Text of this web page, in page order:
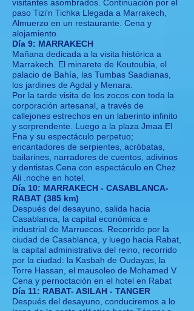
visitantes asombrados. Continuación por el
paso Tizi'n Tichka Llegada a Marrakech,
Almuerzo en un restaurante. Cena y
alojamiento.
Día 9: MARRAKECH
Mañana dedicada a la visita histórica a
Marrakech. El minarete de Koutoubia, el
palacio de Bahía, las Tumbas Saadianas,
los jardines de Agdal y Menara.
Por la tarde visita de los zocos con toda la
corporación artesanal, a través de
callejones estrechos en un laberinto infinito
y sorprendente. Luego a la plaza Jmaa El
Fna y su espectáculo perpetuo;
encantadores de serpientes, acróbatas,
bailarines, narradores de cuentos, adivinos
y dentistas.Cena con espectáculo en Chez
Ali .noche en hotel.
Día 10: MARRAKECH - CASABLANCA-
RABAT (385 km)
Después del desayuno, salida hacia
Casablanca, la capital económica e
industrial de Marruecos. Recorrido por la
ciudad de Casablanca, y luego hacia Rabat,
la capital administrativa del reino, recorrido
por la ciudad: la Kasbah de Oudayas, la
Torre Hassan, el mausoleo de Mohamed V
Cena y pernoctación en el hotel en Rabat
Día 11: RABAT- ASILAH - TANGER
Después del desayuno, conduciremos a lo